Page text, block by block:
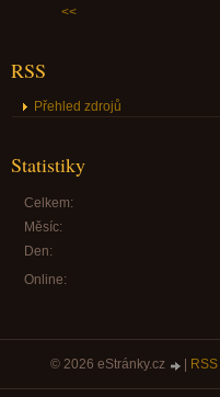
<<
RSS
Přehled zdrojů
Statistiky
Online:
Celkem:
Měsíc:
Den:
© 2026 eStránky.cz RSS|